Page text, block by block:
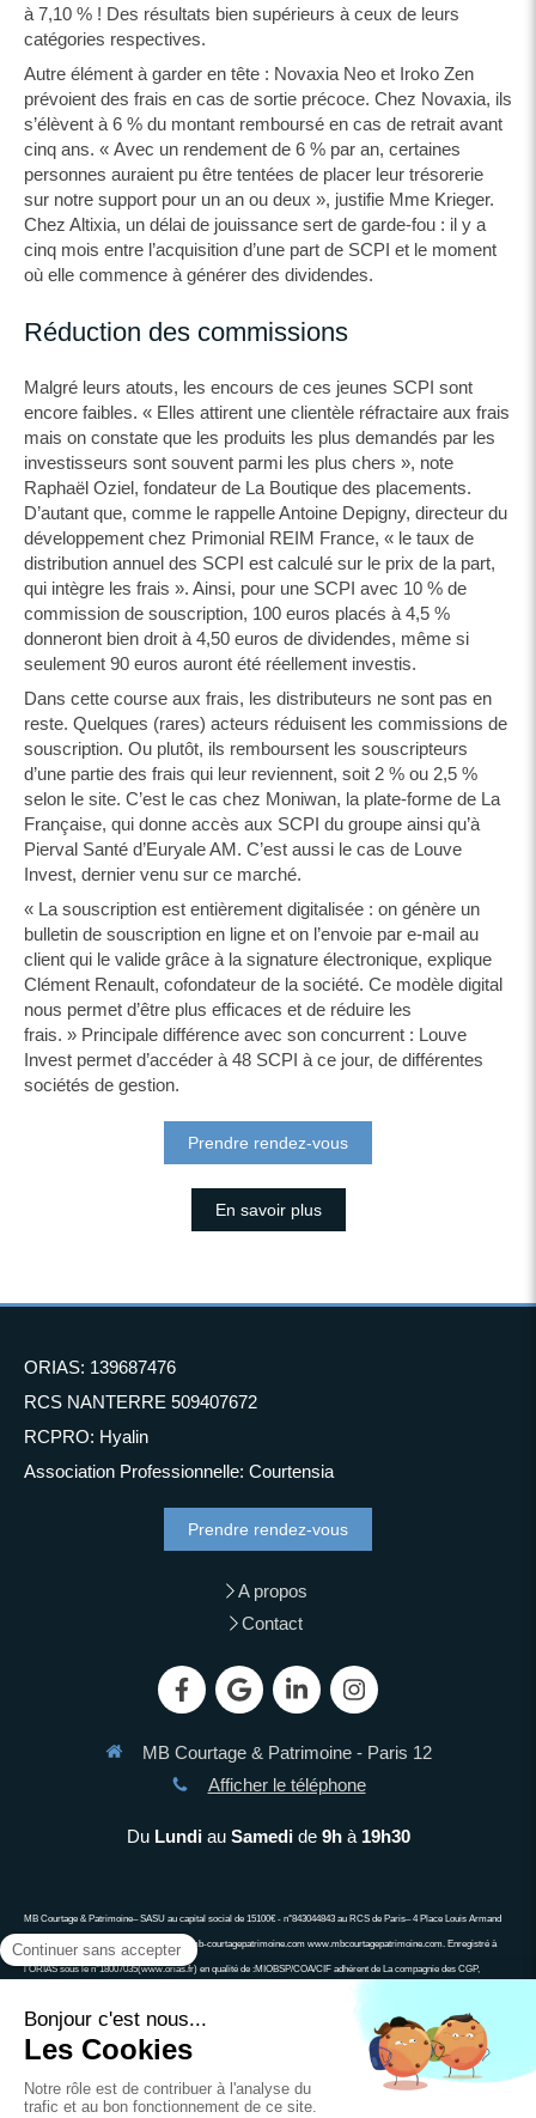
à 7,10 % ! Des résultats bien supérieurs à ceux de leurs
catégories respectives.
Autre élément à garder en tête : Novaxia Neo et Iroko Zen
prévoient des frais en cas de sortie précoce. Chez Novaxia, ils
s’élèvent à 6 % du montant remboursé en cas de retrait avant
cinq ans. « Avec un rendement de 6 % par an, certaines
personnes auraient pu être tentées de placer leur trésorerie
sur notre support pour un an ou deux », justifie Mme Krieger.
Chez Altixia, un délai de jouissance sert de garde-fou : il y a
cinq mois entre l’acquisition d’une part de SCPI et le moment
où elle commence à générer des dividendes.
Réduction des commissions
Malgré leurs atouts, les encours de ces jeunes SCPI sont
encore faibles. « Elles attirent une clientèle réfractaire aux frais
mais on constate que les produits les plus demandés par les
investisseurs sont souvent parmi les plus chers », note
Raphaël Oziel, fondateur de La Boutique des placements.
D’autant que, comme le rappelle Antoine Depigny, directeur du
développement chez Primonial REIM France, « le taux de
distribution annuel des SCPI est calculé sur le prix de la part,
qui intègre les frais ». Ainsi, pour une SCPI avec 10 % de
commission de souscription, 100 euros placés à 4,5 %
donneront bien droit à 4,50 euros de dividendes, même si
seulement 90 euros auront été réellement investis.
Dans cette course aux frais, les distributeurs ne sont pas en
reste. Quelques (rares) acteurs réduisent les commissions de
souscription. Ou plutôt, ils remboursent les souscripteurs
d’une partie des frais qui leur reviennent, soit 2 % ou 2,5 %
selon le site. C’est le cas chez Moniwan, la plate-forme de La
Française, qui donne accès aux SCPI du groupe ainsi qu’à
Pierval Santé d’Euryale AM. C’est aussi le cas de Louve
Invest, dernier venu sur ce marché.
« La souscription est entièrement digitalisée : on génère un
bulletin de souscription en ligne et on l’envoie par e-mail au
client qui le valide grâce à la signature électronique, explique
Clément Renault, cofondateur de la société. Ce modèle digital
nous permet d’être plus efficaces et de réduire les
frais. » Principale différence avec son concurrent : Louve
Invest permet d’accéder à 48 SCPI à ce jour, de différentes
sociétés de gestion.
Prendre rendez-vous
En savoir plus
ORIAS: 139687476
RCS NANTERRE 509407672
RCPRO: Hyalin
Association Professionnelle: Courtensia
Prendre rendez-vous
A propos
Contact
MB Courtage & Patrimoine - Paris 12
Afficher le téléphone
Du Lundiau Samedide 9hà 19h30
MB Courtage & Patrimoine– SASU au capital social de 15100€ - n°843044843 au RCS de Paris– 4 Place Louis Armand
75012 PARIS 06 13 90 63 34 demandes@mb-courtagepatrimoine.com www.mbcourtagepatrimoine.com. Enregistré à
l’ORIAS sous le n°18007035(www.orias.fr) en qualité de :MIOBSP/COA/CIF adhérent de La compagnie des CGP,
aucun fonds, effet, ou valeur. Un crédit vous engage et doit être remboursé. Vérifiez vos capacités de remboursement
avant de vous engager